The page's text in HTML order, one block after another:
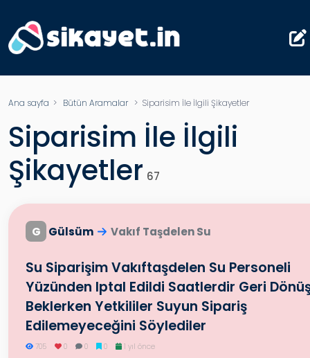
Ana sayfa > Bütün Aramalar> Siparisim İle İlgili Şikayetler
Siparisim İle İlgili
Şikayetler 67
G Gülsüm Vakıf Taşdelen Su
Su Siparişim Vakıftaşdelen Su Personeli
Yüzünden Iptal Edildi Saatlerdir Geri
Beklerken Yetkililer Suyun Sipariş
Edilemeyeceğini Söylediler
705 0 0 0 1 yıl önce